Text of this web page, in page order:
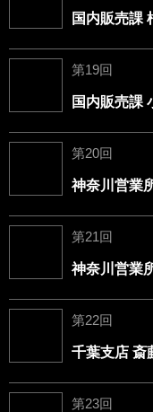
国内販売課
第19回
国内販売課
第20回
神奈川営業
第21回
神奈川営業
第22回
千葉支店 斎
第23回